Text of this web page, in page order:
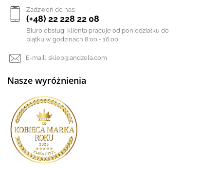
Zadzwoń do nas:
(+48) 22 228 22 08
Biuro obsługi klienta pracuje od poniedziałku do
piątku w godzinach 8:00 - 16:00
E-mail: sklep@andzela.com
Nasze wyróżnienia